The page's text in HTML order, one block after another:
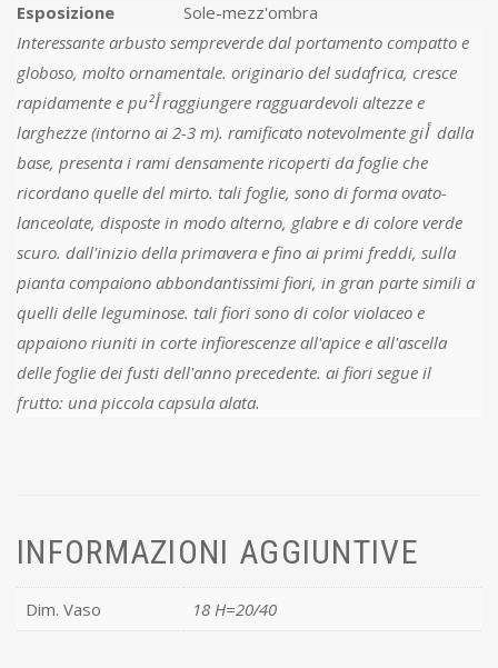
Esposizione
Sole-mezz'ombra
Interessante arbusto sempreverde dal portamento compatto e
globoso, molto ornamentale. originario del sudafrica, cresce
rapidamente e puأ² raggiungere ragguardevoli altezze e
larghezze (intorno ai 2-3 m). ramificato notevolmente giأ dalla
base, presenta i rami densamente ricoperti da foglie che
ricordano quelle del mirto. tali foglie, sono di forma ovato-
lanceolate, disposte in modo alterno, glabre e di colore verde
scuro. dall'inizio della primavera e fino ai primi freddi, sulla
pianta compaiono abbondantissimi fiori, in gran parte simili a
quelli delle leguminose. tali fiori sono di color violaceo e
appaiono riuniti in corte infiorescenze all'apice e all'ascella
delle foglie dei fusti dell'anno precedente. ai fiori segue il
frutto: una piccola capsula alata.
INFORMAZIONI AGGIUNTIVE
Dim. Vaso 18 H=20/40